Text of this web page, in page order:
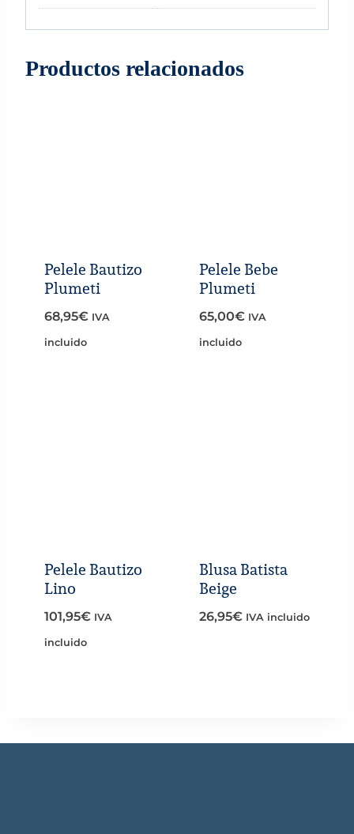
Productos relacionados
Pelele Bautizo
Plumeti
68,95€ IVA
incluido
Pelele Bebe
Plumeti
65,00€ IVA
incluido
Pelele Bautizo
Lino
101,95€ IVA
incluido
Blusa Batista
Beige
26,95€ IVA incluido